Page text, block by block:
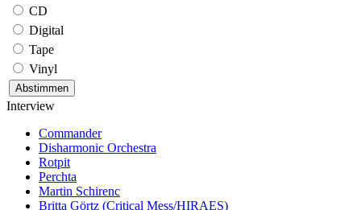
CD
Digital
Tape
Vinyl
Interview
Commander
Disharmonic Orchestra
Rotpit
Perchta
Martin Schirenc
Britta Görtz (Critical Mess/HIRAES)